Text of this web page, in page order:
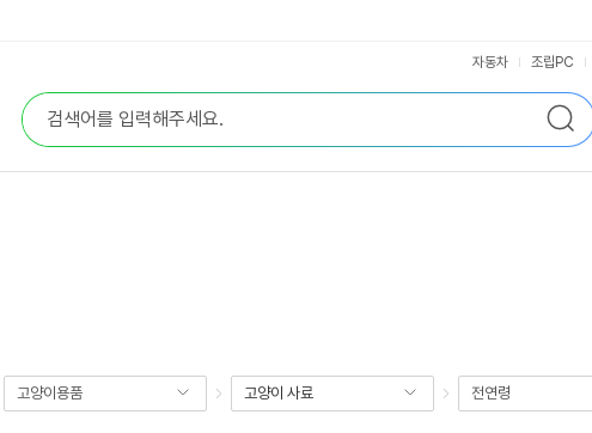
합
검
색
검
색
자동차 조립PC
고양이용품 고양이 사료 전연령